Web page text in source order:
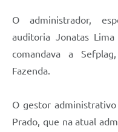
O administrador,
auditoria Jonatas
comandava a
Fazenda.
O gestor
Prado, que na atual